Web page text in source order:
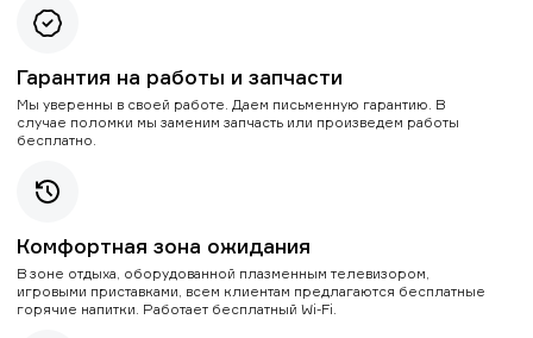
Гарантия на работы и запчасти
Мы уверенны в своей работе. Даем письменную гарантию. В
случае поломки мы заменим запчасть или произведем работы
бесплатно.
Комфортная зона ожидания
В зоне отдыха, оборудованной плазменным телевизором,
игровыми приставками, всем клиентам предлагаются бесплатные
горячие напитки. Работает бесплатный Wi-Fi.